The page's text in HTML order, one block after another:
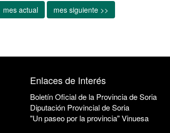
mes actual mes siguiente >>
Enlaces de Interés
Boletín Oficial de la Provincia de Soria
Diputación Provincial de Soria
"Un paseo por la provincia" Vinuesa